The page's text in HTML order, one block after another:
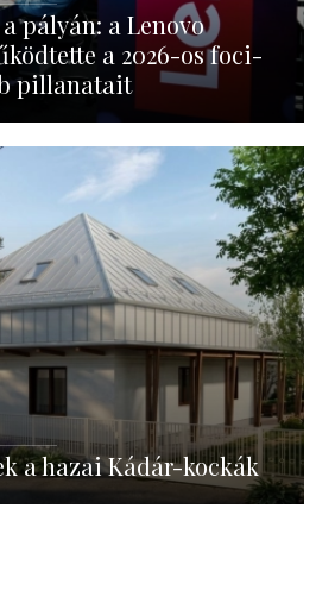
pályán: a Lenovo
a 2026-os foci-
pillanatait
a hazai Kádár-kockák